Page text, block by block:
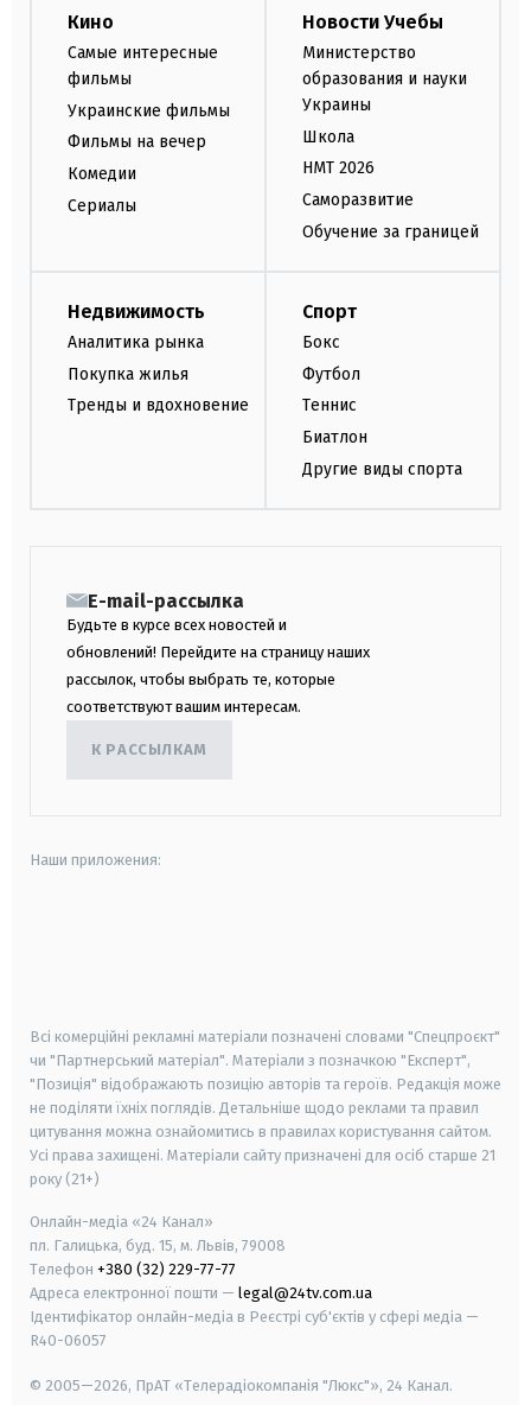
Кино
Самые интересные
фильмы
Украинские фильмы
Фильмы на вечер
Комедии
Сериалы
Новости Учебы
Министерство
образования и науки
Украины
Школа
НМТ 2026
Саморазвитие
Обучение за границей
Недвижимость
Аналитика рынка
Покупка жилья
Тренды и вдохновение
Спорт
Бокс
Футбол
Теннис
Биатлон
Другие виды спорта
E-mail-рассылка
Будьте в курсе всех новостей и
обновлений! Перейдите на страницу наших
рассылок, чтобы выбрать те, которые
соответствуют вашим интересам.
К РАССЫЛКАМ
Наши приложения:
Всі комерційні рекламні матеріали позначені словами "Спецпроєкт"
чи "Партнерський матеріал". Матеріали з позначкою "Експерт",
"Позиція" відображають позицію авторів та героїв. Редакція може
не поділяти їхніх поглядів. Детальніше щодо реклами та правил
цитування можна ознайомитись в правилах користування сайтом.
Усі права захищені. Матеріали сайту призначені для осіб старше 21
року (21+)
Онлайн-медіа «24 Канал»
пл. Галицька, буд. 15, м. Львів, 79008
Телефон +380 (32) 229-77-77
Адреса електронної пошти — legal@24tv.com.ua
Ідентифікатор онлайн-медіа в Реєстрі суб'єктів у сфері медіа —
R40-06057
© 2005—2026, ПрАТ «Телерадіокомпанія "Люкс"», 24 Канал.